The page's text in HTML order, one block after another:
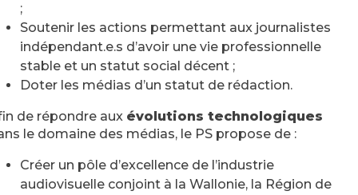
;
Soutenir les actions permettant aux journalistes
indépendant.e.s d’avoir une vie professionnelle
stable et un statut social décent ;
Doter les médias d’un statut de rédaction.
de répondre aux évolutions technologiques
le domaine des médias, le PS propose de :
Créer un pôle d’excellence de l’industrie
audiovisuelle conjoint à la Wallonie, la Région de